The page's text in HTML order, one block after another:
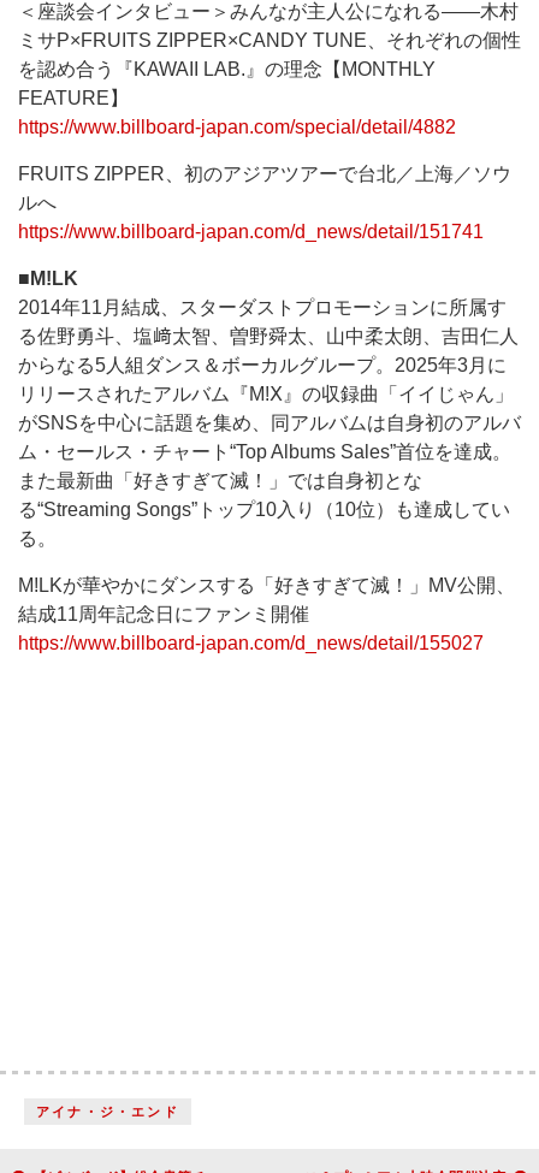
＜座談会インタビュー＞みんなが主人公になれる――木村
ミサP×FRUITS ZIPPER×CANDY TUNE、それぞれの個性
を認め合う『KAWAII LAB.』の理念【MONTHLY
FEATURE】
https://www.billboard-japan.com/special/detail/4882
FRUITS ZIPPER、初のアジアツアーで台北／上海／ソウ
ルへ
https://www.billboard-japan.com/d_news/detail/151741
■M!LK
2014年11月結成、スターダストプロモーションに所属す
る佐野勇斗、塩﨑太智、曽野舜太、山中柔太朗、吉田仁人
からなる5人組ダンス＆ボーカルグループ。2025年3月に
リリースされたアルバム『M!Ⅹ』の収録曲「イイじゃん」
がSNSを中心に話題を集め、同アルバムは自身初のアルバ
ム・セールス・チャート“Top Albums Sales”首位を達成。
また最新曲「好きすぎて滅！」では自身初とな
る“Streaming Songs”トップ10入り（10位）も達成してい
る。
M!LKが華やかにダンスする「好きすぎて滅！」MV公開、
結成11周年記念日にファンミ開催
https://www.billboard-japan.com/d_news/detail/155027
アイナ・ジ・エンド